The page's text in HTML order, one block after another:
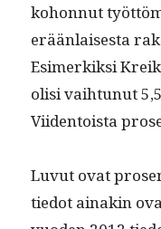
kohon­nut
erään­lais­es­ta
Esimerkik­si
olisi vai­h­tunut
Viiden­toista
Luvut ovat
tiedot ainakin